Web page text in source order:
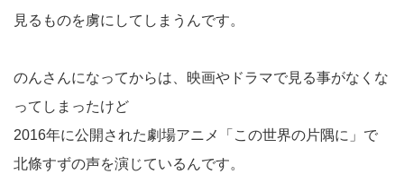
見るものを虜にしてしまうんです。
のんさんになってからは、映画やドラマで見る事がなくな
ってしまったけど
2016年に公開された劇場アニメ「この世界の片隅に」で
北條すずの声を演じているんです。